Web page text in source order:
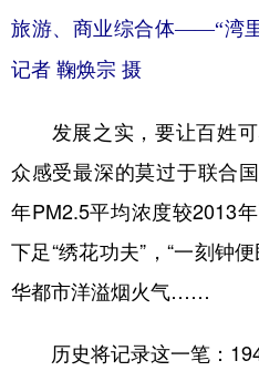
旅游、商业综合体——“湾
记者 鞠焕宗 摄
发展之实，要让百姓可
众感受最深的莫过于联合
年PM2.5平均浓度较2013
下足“绣花功夫”，“一刻钟
华都市洋溢烟火气……
历史将记录这一笔：